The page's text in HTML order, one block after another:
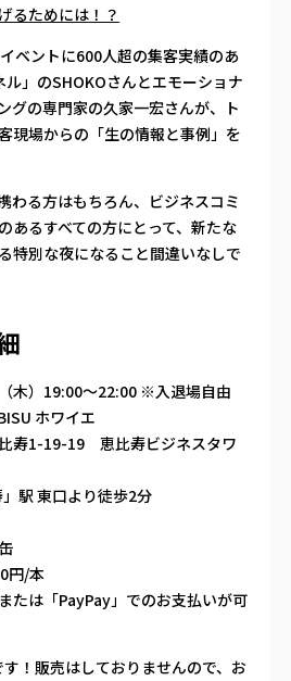
るためには！？
ベントに600人超の集客実績のあ
ル」のSHOKOさんとエモーショナ
グの専門家の久家一宏さんが、ト
現場からの「生の情報と事例」を
わる方はもちろん、ビジネスコミ
あるすべての方にとって、新たな
特別な夜になること間違いなしで
木）19:00〜22:00 ※入退場自由
ホワイエ
比寿1-19-19 恵比寿ビジネスタワ
」駅 東口より徒歩2分
円/本
たは「PayPay」でのお支払いが可
す！販売はしておりませんので、お